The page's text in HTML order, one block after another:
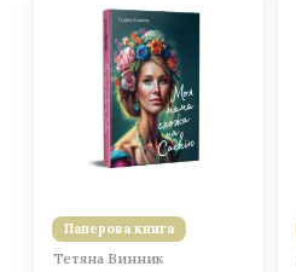
Паперова книга
Тетяна Винник